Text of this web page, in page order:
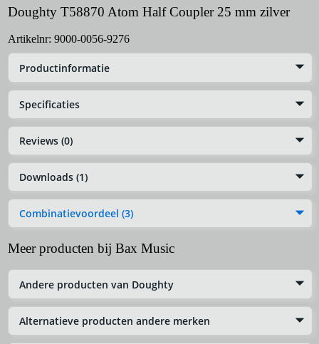
Doughty T58870 Atom Half Coupler 25 mm zilver
Artikelnr: 9000-0056-9276
Productinformatie
Specificaties
Reviews (0)
Downloads (1)
Combinatievoordeel (3)
Meer producten bij Bax Music
Andere producten van Doughty
Alternatieve producten andere merken